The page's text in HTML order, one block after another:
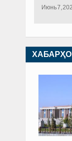
Июнь 7,